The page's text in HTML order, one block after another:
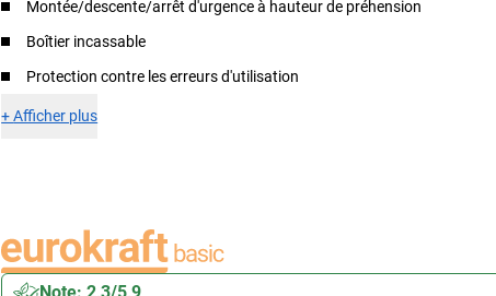
Montée/descente/arrêt d'urgence à hauteur de préhension
Boîtier incassable
Protection contre les erreurs d'utilisation
+Afficher plus